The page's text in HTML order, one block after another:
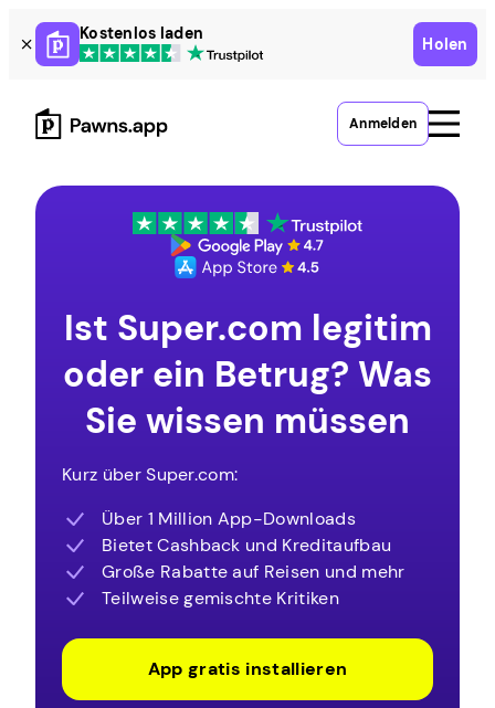
Skip
to
content
Kostenlos laden
Holen
Anmelden
Ist Super.com legitim
oder ein Betrug? Was
Sie wissen müssen
Kurz über Super.com:
Über 1 Million App-Downloads
Bietet Cashback und Kreditaufbau
Große Rabatte auf Reisen und mehr
Teilweise gemischte Kritiken
App gratis installieren